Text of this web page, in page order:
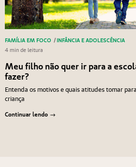
FAMÍLIA EM FOCO / INFÂNCIA E ADOLESCÊNCIA
4 min de leitura
Meu filho não quer ir para a
fazer?
Entenda os motivos e quais atitudes tomar
criança
Continuar lendo